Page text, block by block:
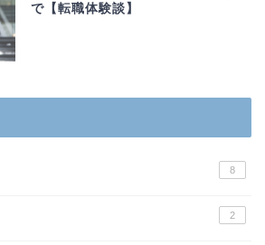
で【転職体験談】
8
2